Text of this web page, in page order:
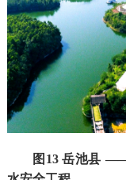
图13 岳池县